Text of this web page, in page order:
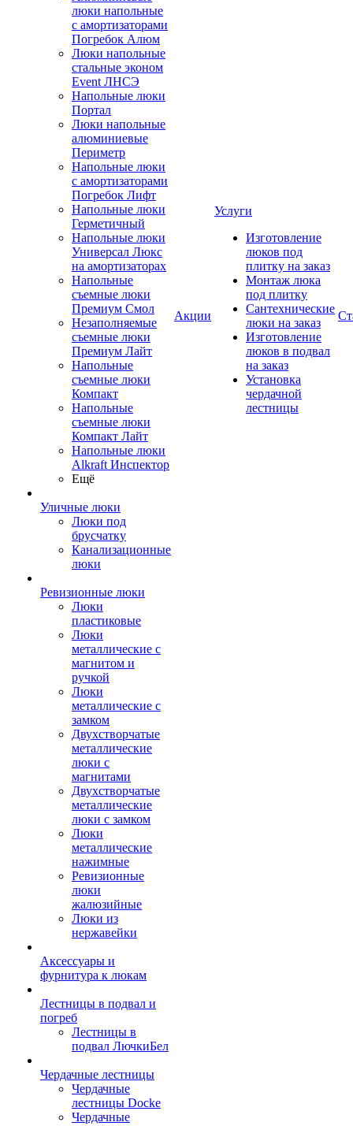
люки напольные
с амортизаторами
Погребок Алюм
Люки напольные
стальные эконом
Event ЛНСЭ
Напольные люки
Портал
Люки напольные
алюминиевые
Периметр
Напольные люки
с амортизаторами
Погребок Лифт
Напольные люки
Герметичный
Напольные люки
Универсал Люкс
на амортизаторах
Напольные
съемные люки
Премиум Смол
Незаполняемые
съемные люки
Премиум Лайт
Напольные
съемные люки
Компакт
Напольные
съемные люки
Компакт Лайт
Напольные люки
Alkraft Инспектор
Ещё
Уличные люки
Люки под
брусчатку
Канализационные
люки
Ревизионные люки
Люки
пластиковые
Люки
металлические с
магнитом и
ручкой
Люки
металлические с
замком
Двухстворчатые
металлические
люки с
магнитами
Двухстворчатые
металлические
люки с замком
Люки
металлические
нажимные
Ревизионные
люки
жалюзийные
Люки из
нержавейки
Аксессуары и
фурнитура к люкам
Лестницы в подвал и
погреб
Лестницы в
подвал ЛючкиБел
Чердачные лестницы
Чердачные
лестницы Docke
Чердачные
Акции
Услуги
Изготовление
люков под
плитку на заказ
Монтаж люка
под плитку
Сантехнические
люки на заказ
Изготовление
люков в подвал
на заказ
Установка
чердачной
лестницы